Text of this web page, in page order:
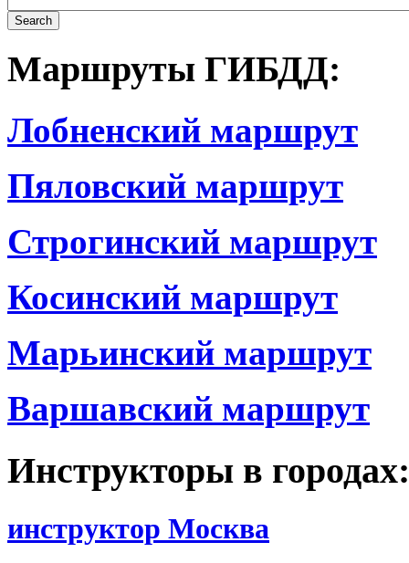
Маршруты ГИБДД:
Лобненский маршрут
Пяловский маршрут
Строгинский маршрут
Косинский маршрут
Марьинский маршрут
Варшавский маршрут
Инструкторы в городах:
инструктор Москва